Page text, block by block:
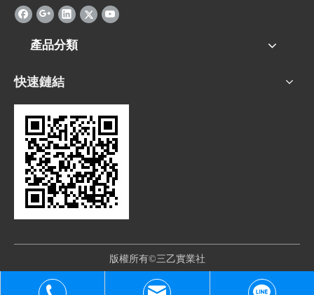
產品分類
快速鏈結
版權所有©三乙實業社